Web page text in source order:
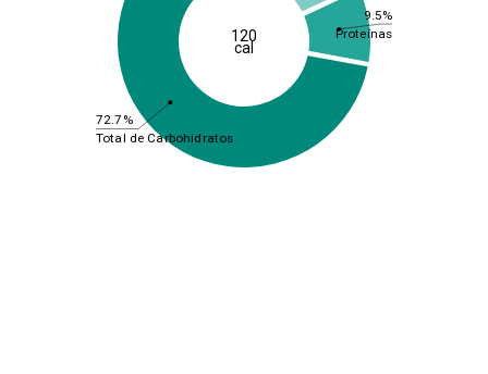
9.5%
72.7%
Proteínas
Total de Carbohidratos
120
cal